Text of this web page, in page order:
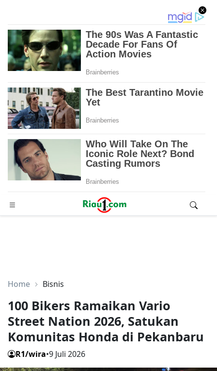
Advertisement
Home Bisnis
100 Bikers Ramaikan Vario
Street Nation 2026, Satukan
Komunitas Honda di Pekanbaru
R1/wira•9 Juli 2026